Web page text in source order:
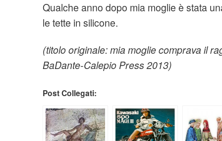
Qualche anno dopo mia moglie è stata
le tette in silicone.
(titolo originale: mia moglie comprava il
BaDante-Calepio Press 2013)
Post Collegati: